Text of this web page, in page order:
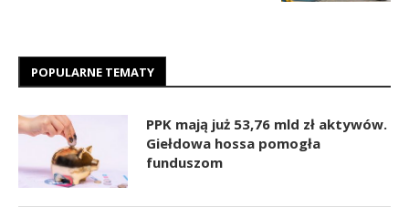
POPULARNE TEMATY
PPK mają już 53,76 mld zł aktywów.
Giełdowa hossa pomogła
funduszom